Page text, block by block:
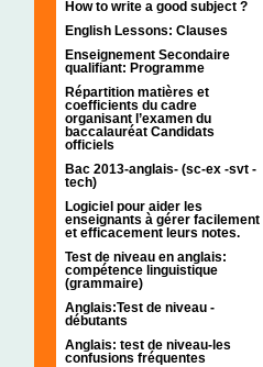
How to write a good subject ?
English Lessons: Clauses
Enseignement Secondaire
qualifiant: Programme
Répartition matières et
coefficients du cadre
organisant l’examen du
baccalauréat Candidats
officiels
Bac 2013-anglais- (sc-ex -svt -
tech)
Logiciel pour aider les
enseignants à gérer facilement
et efficacement leurs notes.
Test de niveau en anglais:
compétence linguistique
(grammaire)
Anglais:Test de niveau -
débutants
Anglais: test de niveau-les
confusions fréquentes